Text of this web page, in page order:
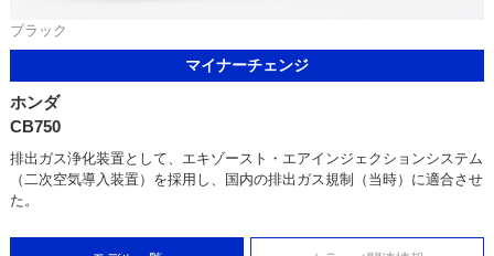
ブラック
マイナーチェンジ
ホンダ
CB750
排出ガス浄化装置として、エキゾースト・エアインジェクションシステム
（二次空気導入装置）を採用し、国内の排出ガス規制（当時）に適合させ
た。